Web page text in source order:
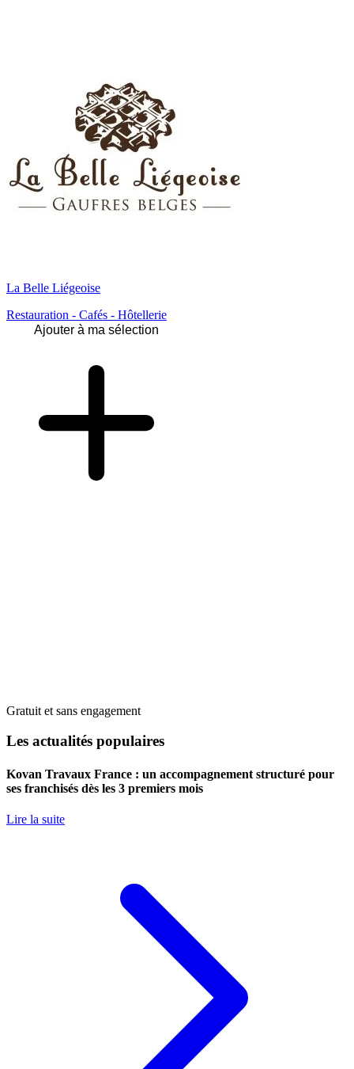
La Belle Liégeoise
Restauration - Cafés - Hôtellerie
Ajouter à ma sélection
Gratuit et sans engagement
Les actualités populaires
Kovan Travaux France : un accompagnement structuré pour
ses franchisés dès les 3 premiers mois
Lire la suite